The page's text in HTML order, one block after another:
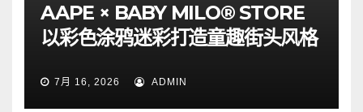
AAPE × BABY MILO® STORE
以彩色涂鸦迷彩打造童趣街头风格
7月 16, 2026 ADMIN